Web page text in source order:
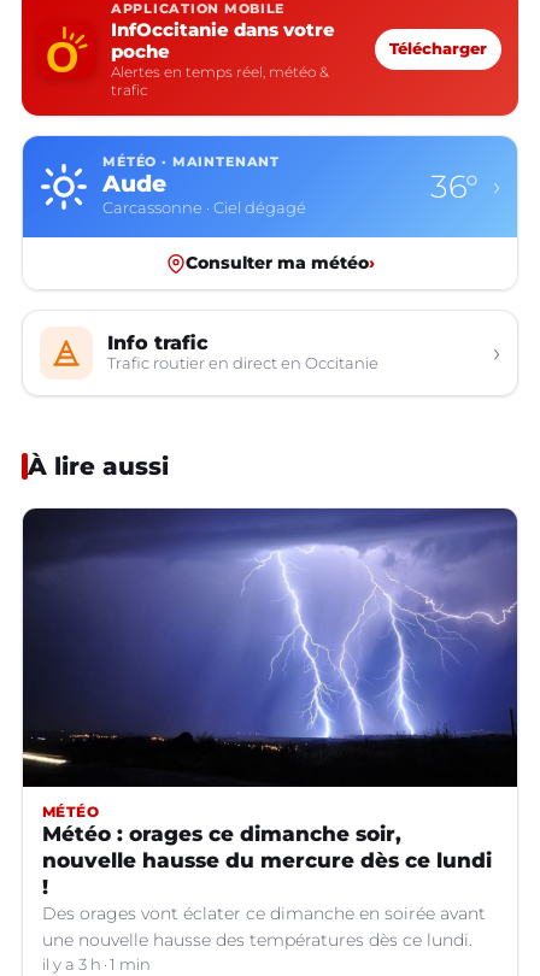
APPLICATION MOBILE
InfOccitanie dans votre
poche
Alertes en temps réel, météo &
trafic
Télécharger
MÉTÉO · MAINTENANT
Aude
Carcassonne · Ciel dégagé
36° ›
Consulter ma météo›
Info trafic
Trafic routier en direct en Occitanie ›
À lire aussi
MÉTÉO
Météo : orages ce dimanche soir,
nouvelle hausse du mercure dès ce lundi
!
Des orages vont éclater ce dimanche en soirée avant
une nouvelle hausse des températures dès ce lundi.
il y a 3 h 1 min